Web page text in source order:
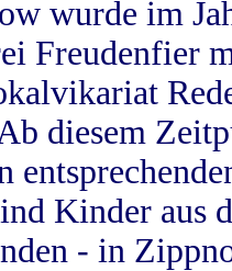
wurde im
Freudenfier
diesem
Kinder aus
- in